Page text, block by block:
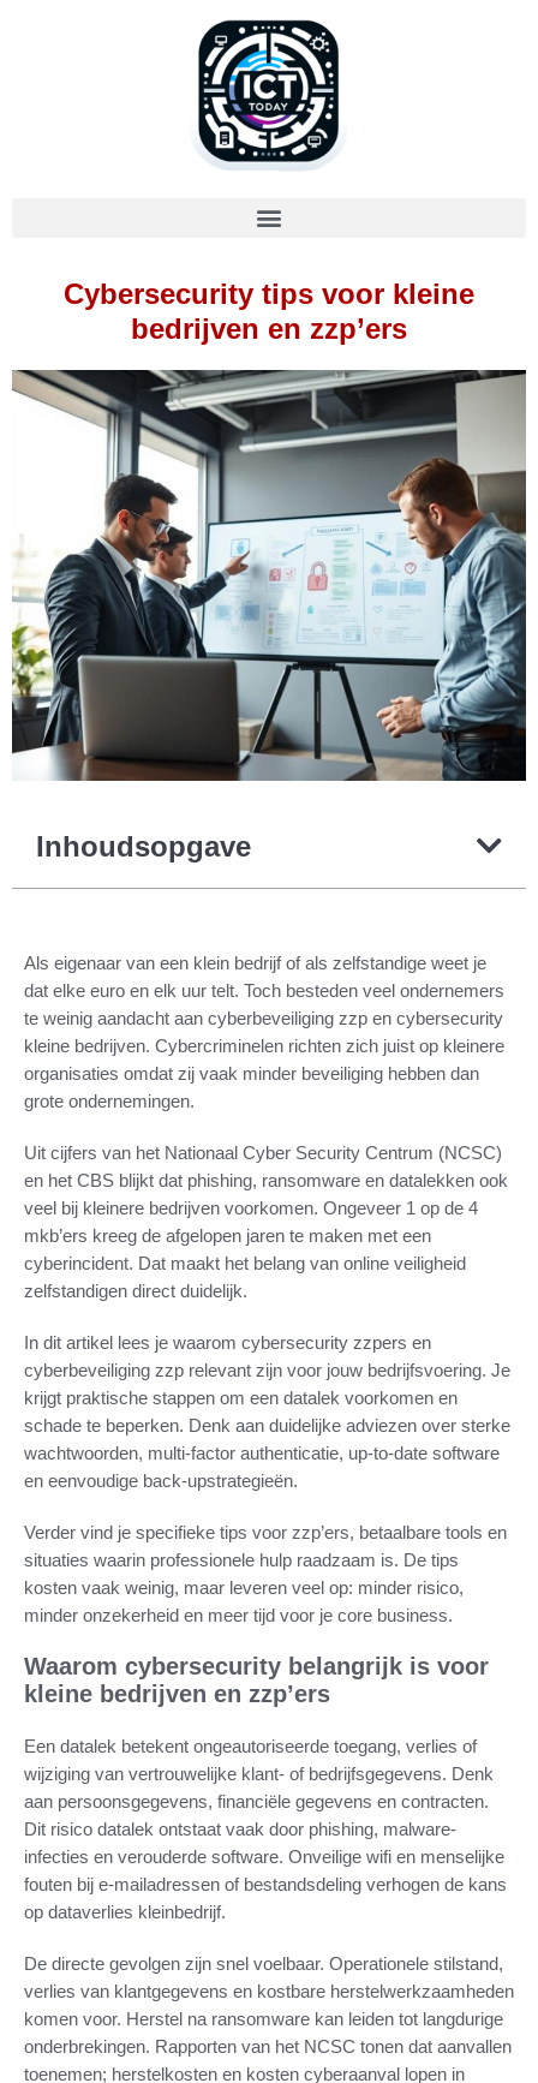
Cybersecurity tips voor kleine
bedrijven en zzp’ers
Inhoudsopgave
Als eigenaar van een klein bedrijf of als zelfstandige weet je
dat elke euro en elk uur telt. Toch besteden veel ondernemers
te weinig aandacht aan cyberbeveiliging zzp en cybersecurity
kleine bedrijven. Cybercriminelen richten zich juist op kleinere
organisaties omdat zij vaak minder beveiliging hebben dan
grote ondernemingen.
Uit cijfers van het Nationaal Cyber Security Centrum (NCSC)
en het CBS blijkt dat phishing, ransomware en datalekken ook
veel bij kleinere bedrijven voorkomen. Ongeveer 1 op de 4
mkb’ers kreeg de afgelopen jaren te maken met een
cyberincident. Dat maakt het belang van online veiligheid
zelfstandigen direct duidelijk.
In dit artikel lees je waarom cybersecurity zzpers en
cyberbeveiliging zzp relevant zijn voor jouw bedrijfsvoering. Je
krijgt praktische stappen om een datalek voorkomen en
schade te beperken. Denk aan duidelijke adviezen over sterke
wachtwoorden, multi-factor authenticatie, up-to-date software
en eenvoudige back-upstrategieën.
Verder vind je specifieke tips voor zzp’ers, betaalbare tools en
situaties waarin professionele hulp raadzaam is. De tips
kosten vaak weinig, maar leveren veel op: minder risico,
minder onzekerheid en meer tijd voor je core business.
Waarom cybersecurity belangrijk is voor
kleine bedrijven en zzp’ers
Een datalek betekent ongeautoriseerde toegang, verlies of
wijziging van vertrouwelijke klant- of bedrijfsgegevens. Denk
aan persoonsgegevens, financiële gegevens en contracten.
Dit risico datalek ontstaat vaak door phishing, malware-
infecties en verouderde software. Onveilige wifi en menselijke
fouten bij e-mailadressen of bestandsdeling verhogen de kans
op dataverlies kleinbedrijf.
De directe gevolgen zijn snel voelbaar. Operationele stilstand,
verlies van klantgegevens en kostbare herstelwerkzaamheden
komen voor. Herstel na ransomware kan leiden tot langdurige
onderbrekingen. Rapporten van het NCSC tonen dat aanvallen
toenemen; herstelkosten en kosten cyberaanval lopen in